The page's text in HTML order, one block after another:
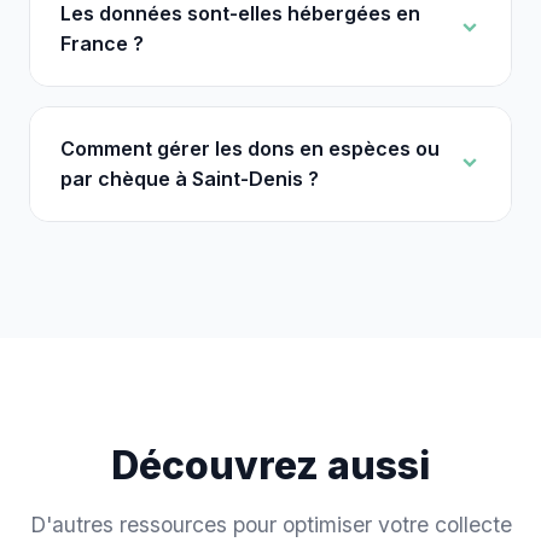
Les données sont-elles hébergées en
France ?
Comment gérer les dons en espèces ou
par chèque à Saint-Denis ?
Découvrez aussi
D'autres ressources pour optimiser votre collecte